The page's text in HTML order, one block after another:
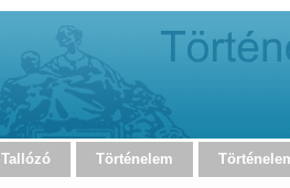
Tallózó Történelem